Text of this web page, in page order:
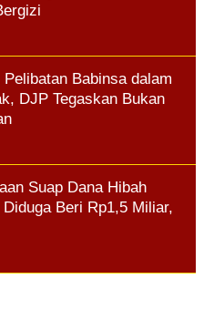
Babinsa dalam
DJP Tegaskan Bukan
Suap Dana Hibah
Beri Rp1,5 Miliar,